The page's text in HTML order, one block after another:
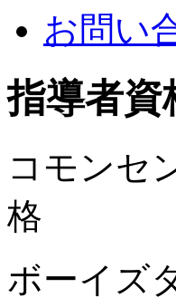
お問い
指導者資
コモンセ
格
ボーイズ